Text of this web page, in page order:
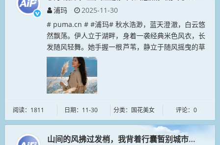
浦玛
2025-11-30
# puma.cn # #浦玛# 秋水浩渺，蓝天澄澈，白云悠
然飘荡。伊人立于湖畔，身着一袭经典米色风衣，长
发随风轻舞。她手握一根芦苇，静立于随风摇曳的草
丛中，面带微笑，目光投向远方波光粼粼的湖面。阳
光洒落，湖面闪烁如...
阅读：1811 日期：11-30 分类：国花美女 评论：0
山间的风拂过发梢，我背着行囊暂别城市的喧嚣